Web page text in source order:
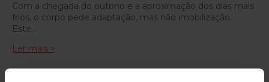
Com a chegada do outono e a aproximação dos dias mais
frios, o corpo pede adaptação, mas não imobilização.
Este…
Ler mais >